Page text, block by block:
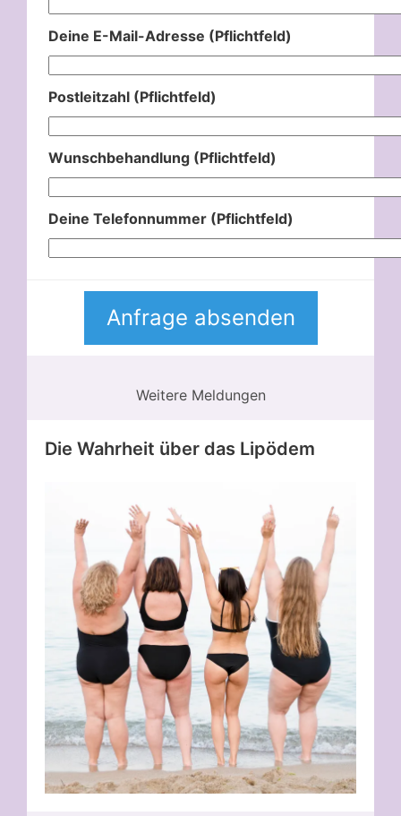
Deine E-Mail-Adresse (Pflichtfeld)
Postleitzahl (Pflichtfeld)
Wunschbehandlung (Pflichtfeld)
Deine Telefonnummer (Pflichtfeld)
Weitere Meldungen
Die Wahrheit über das Lipödem